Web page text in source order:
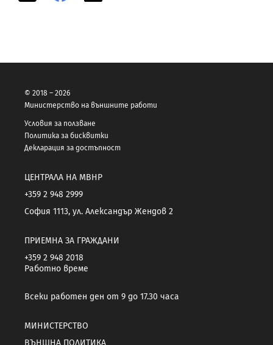
© 2018 – 2026
Министерство на външните работи
Условия за ползване
Политика за бисквитки
Декларация за достъпност
ЦЕНТРАЛА НА МВНР
+359 2 948 2999
София 1113, ул. Александър Жендов 2
ПРИЕМНА ЗА ГРАЖДАНИ
+359 2 948 2018
Работно време
Всеки работен ден от 9 до 17.30 часа
МИНИСТЕРСТВО
ВЪНШНА ПОЛИТИКА